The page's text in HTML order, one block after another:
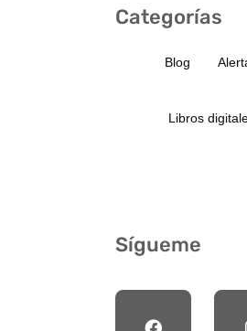
Categorías
Blog
Libros
Sígueme